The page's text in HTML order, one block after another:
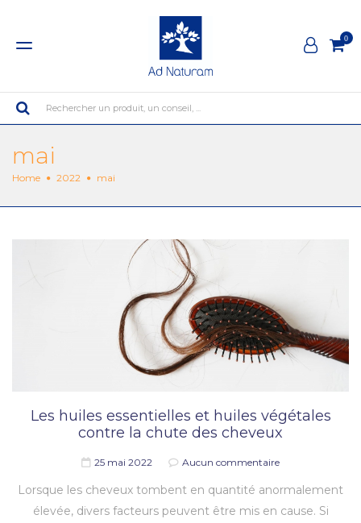
0
Rechercher un produit, un conseil, ...
mai
Home 2022 mai
Les huiles essentielles et huiles végétales
contre la chute des cheveux
25 mai 2022 Aucun commentaire
Lorsque les cheveux tombent en quantité anormalement
élevée, divers facteurs peuvent être mis en cause. Si